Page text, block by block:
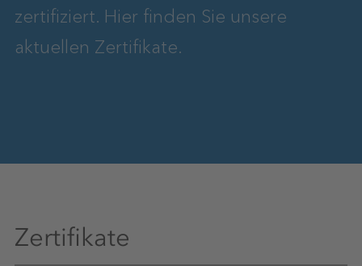
zertifiziert. Hier finden Sie unsere
aktuellen Zertifikate.
Zertifikate